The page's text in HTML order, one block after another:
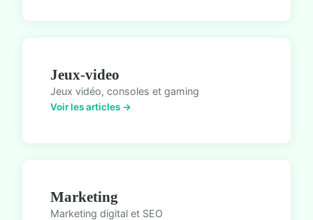
Jeux-video
Jeux vidéo, consoles et gaming
Voir les articles →
Marketing
Marketing digital et SEO